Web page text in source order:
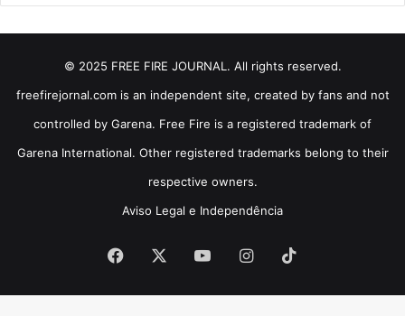
© 2025 FREE FIRE JOURNAL. All rights reserved.
freefirejornal.com is an independent site, created by fans and not
controlled by Garena. Free Fire is a registered trademark of
Garena International. Other registered trademarks belong to their
respective owners.
Aviso Legal e Independência
Facebook YouTubeInstagram